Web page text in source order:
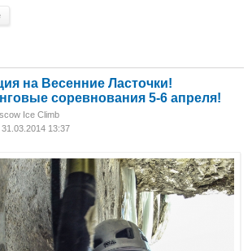
на Весенние Ласточки!
соревнования 5-6 апреля!
Ice Climb
, 31.03.2014 13:37